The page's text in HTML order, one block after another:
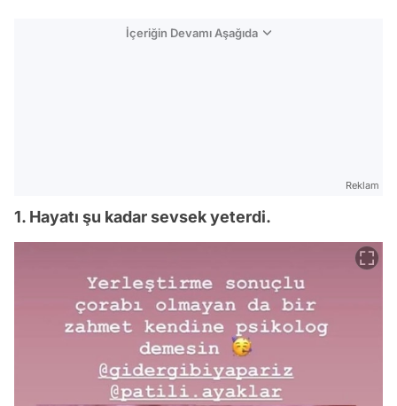
İçeriğin Devamı Aşağıda
Reklam
1. Hayatı şu kadar sevsek yeterdi.